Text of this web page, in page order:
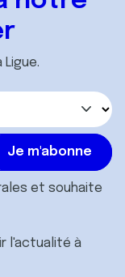
et souhaite
l'actualité à